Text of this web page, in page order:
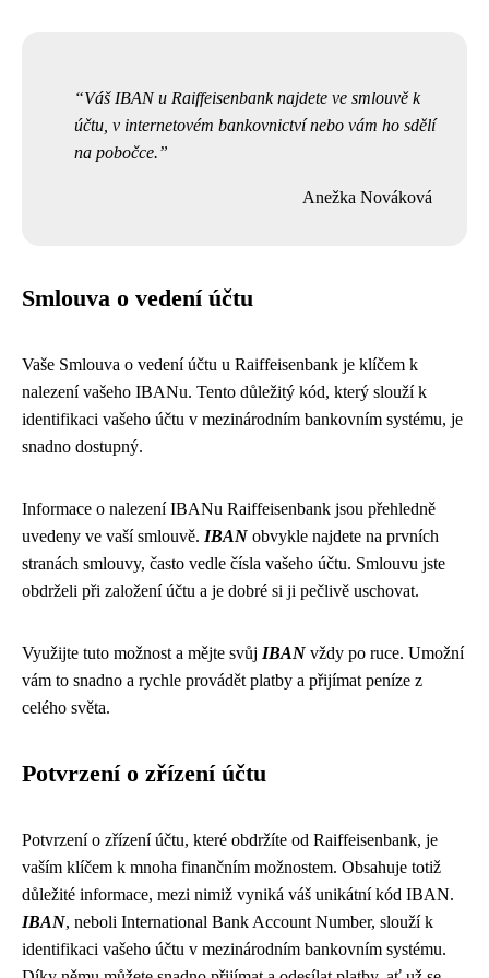
Váš IBAN u Raiffeisenbank najdete ve smlouvě k
účtu, v internetovém bankovnictví nebo vám ho sdělí
na pobočce.
Anežka Nováková
Smlouva o vedení účtu
Vaše Smlouva o vedení účtu u Raiffeisenbank je klíčem k
nalezení vašeho IBANu. Tento důležitý kód, který slouží k
identifikaci vašeho účtu v mezinárodním bankovním systému, je
snadno dostupný.
Informace o nalezení IBANu Raiffeisenbank jsou přehledně
uvedeny ve vaší smlouvě. IBAN obvykle najdete na prvních
stranách smlouvy, často vedle čísla vašeho účtu. Smlouvu jste
obdrželi při založení účtu a je dobré si ji pečlivě uschovat.
Využijte tuto možnost a mějte svůj IBAN vždy po ruce. Umožní
vám to snadno a rychle provádět platby a přijímat peníze z
celého světa.
Potvrzení o zřízení účtu
Potvrzení o zřízení účtu, které obdržíte od Raiffeisenbank, je
vaším klíčem k mnoha finančním možnostem. Obsahuje totiž
důležité informace, mezi nimiž vyniká váš unikátní kód IBAN.
IBAN, neboli International Bank Account Number, slouží k
identifikaci vašeho účtu v mezinárodním bankovním systému.